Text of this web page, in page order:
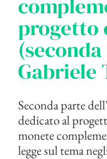
progetto
Gabriele
Seconda parte
dedicato al
monete
legge sul tema